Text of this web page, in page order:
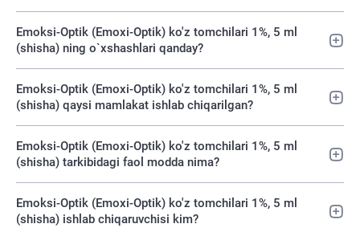
Emoksi-Optik (Emoxi-Optik) ko'z tomchilari 1%, 5 ml
(shisha) ning o`xshashlari qanday?
Emoksi-Optik (Emoxi-Optik) ko'z tomchilari 1%, 5 ml
(shisha) qaysi mamlakat ishlab chiqarilgan?
Emoksi-Optik (Emoxi-Optik) ko'z tomchilari 1%, 5 ml
(shisha) tarkibidagi faol modda nima?
Emoksi-Optik (Emoxi-Optik) ko'z tomchilari 1%, 5 ml
(shisha) ishlab chiqaruvchisi kim?